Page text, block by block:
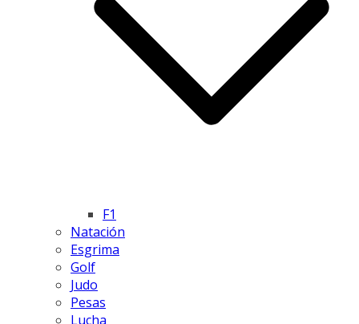
F1
Natación
Esgrima
Golf
Judo
Pesas
Lucha